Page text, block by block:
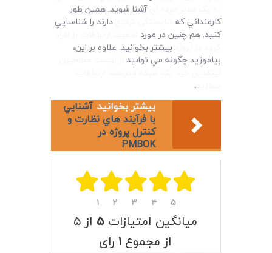
آشنا شويد. همين طور
کارمنداني که
دارند را شناسايي
کنيد. هم چنين در مورد
بيشتر بخوانيد. علاوه بر اين،
بياموزيد چگونه مي توانيد
.
بیشتر بخوانید آشنايي
با فرآيند هاي نظارت و
کنترل پروژه در
PMBOK
۱ ۲ ۳ ۴ ۵
میانگین امتیازات ۵ از ۵
از مجموع ۱ رای